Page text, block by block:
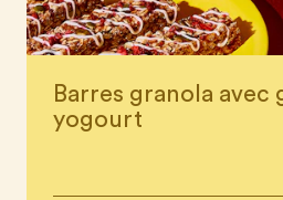
Barres granola avec
yogourt